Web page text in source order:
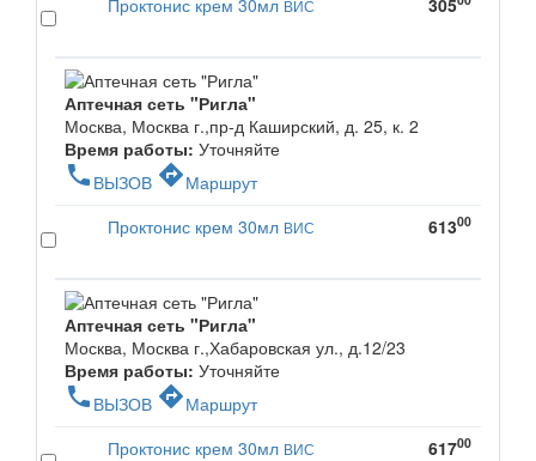
ВИС
Аптечная сеть "Ригла"
Москва, Москва г.,пр-д Каширский, д. 25, к. 2
Время работы: Уточняйте
phone ВЫЗОВ directionsМаршрут
Проктонис крем 30мл ВИС 61300
Аптечная сеть "Ригла"
Москва, Москва г.,Хабаровская ул., д.12/23
Время работы: Уточняйте
phone ВЫЗОВ directionsМаршрут
Проктонис крем 30мл ВИС 61700